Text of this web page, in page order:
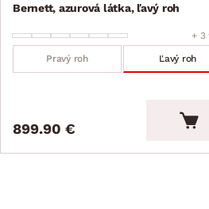
Bernett, azurová látka, ľavý roh
+ 3
Pravý roh Ľavý roh
899.90 €